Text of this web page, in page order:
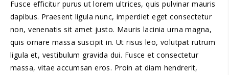
Fusce efficitur purus ut lorem ultrices, quis pulvinar mauris
dapibus. Praesent ligula nunc, imperdiet eget consectetur
non, venenatis sit amet justo. Mauris lacinia urna magna,
quis ornare massa suscipit in. Ut risus leo, volutpat rutrum
ligula et, vestibulum gravida dui. Fusce et consectetur
massa, vitae accumsan eros. Proin at diam hendrerit,